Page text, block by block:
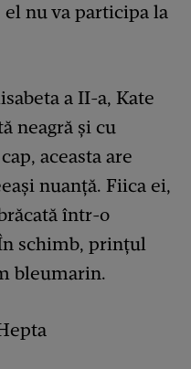
el nu va participa la
a II-a, Kate
neagră și cu
aceasta are
nuanță. Fiica ei,
într-o
schimb, prințul
bleumarin.